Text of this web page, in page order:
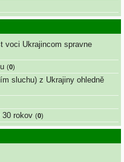
voci Ukrajincom spravne
(0)
sluchu) z Ukrajiny ohledně
rokov (0)